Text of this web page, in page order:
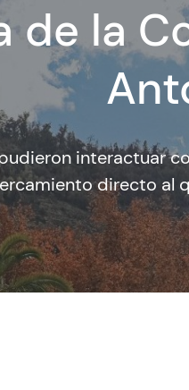
de la
interactuar
directo al